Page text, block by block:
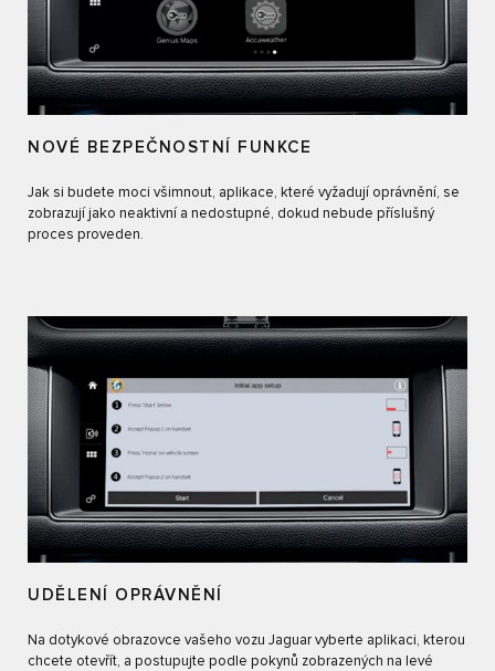
NOVÉ BEZPEČNOSTNÍ FUNKCE
Jak si budete moci všimnout, aplikace, které vyžadují oprávnění, se
zobrazují jako neaktivní a nedostupné, dokud nebude příslušný
proces proveden.
UDĚLENÍ OPRÁVNĚNÍ
Na dotykové obrazovce vašeho vozu Jaguar vyberte aplikaci, kterou
chcete otevřít, a postupujte podle pokynů zobrazených na levé